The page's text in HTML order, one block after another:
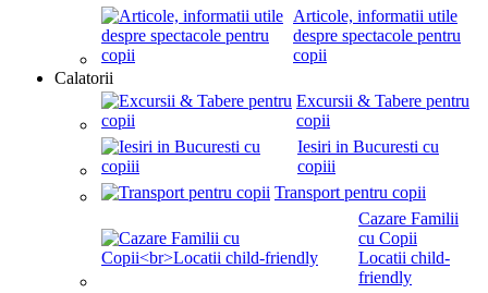
Articole, informatii utile
despre spectacole pentru
copii
Calatorii
Excursii & Tabere pentru
copii
Iesiri in Bucuresti cu
copiii
Transport pentru copii
Cazare Familii
cu Copii
Locatii child-
friendly